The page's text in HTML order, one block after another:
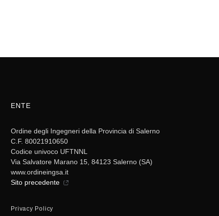
ENTE
Ordine degli Ingegneri della Provincia di Salerno
C.F. 80021910650
Codice univoco UFTNNL
Via Salvatore Marano 15, 84123 Salerno (SA)
www.ordineingsa.it
Sito precedente
Privacy Policy